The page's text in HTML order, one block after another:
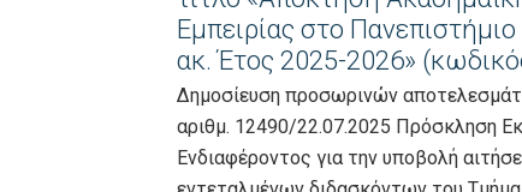
Εμπειρίας στο
ακ. Έτος 2025-2026»
Δημοσίευση προσωρινών
αριθμ. 12490/22.07.2025 Πρόσκληση
Ενδιαφέροντος για την υποβολή